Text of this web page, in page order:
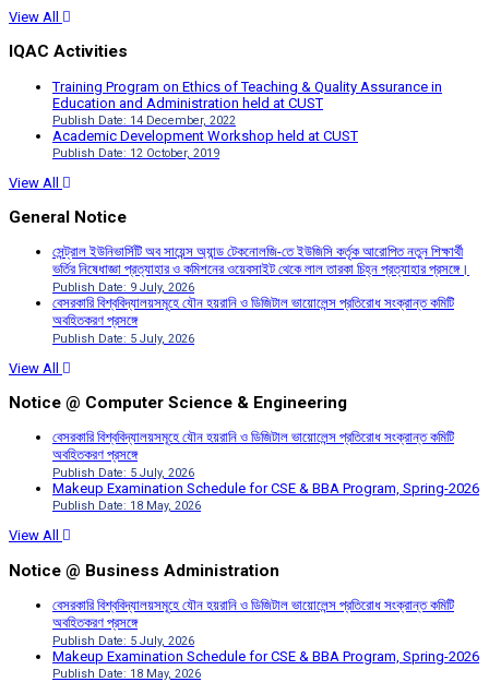
View All
IQAC Activities
Training Program on Ethics of Teaching & Quality Assurance in
Education and Administration held at CUST
Publish Date: 14 December, 2022
Academic Development Workshop held at CUST
Publish Date: 12 October, 2019
View All
General Notice
সেন্ট্রাল ইউনিভার্সিটি অব সায়েন্স অ্যান্ড টেকনোলজি-তে ইউজিসি কর্তৃক আরোপিত নতুন শিক্ষার্থী
ভর্তির নিষেধাজ্ঞা প্রত্যাহার ও কমিশনের ওয়েবসাইট থেকে লাল তারকা চিহ্ন প্রত্যাহার প্রসঙ্গে।
Publish Date: 9 July, 2026
বেসরকারি বিশ্ববিদ্যালয়সমূহে যৌন হয়রানি ও ডিজিটাল ভায়োলেন্স প্রতিরোধ সংক্রান্ত কমিটি
অবহিতকরণ প্রসঙ্গে
Publish Date: 5 July, 2026
View All
Notice @ Computer Science & Engineering
বেসরকারি বিশ্ববিদ্যালয়সমূহে যৌন হয়রানি ও ডিজিটাল ভায়োলেন্স প্রতিরোধ সংক্রান্ত কমিটি
অবহিতকরণ প্রসঙ্গে
Publish Date: 5 July, 2026
Makeup Examination Schedule for CSE & BBA Program, Spring-2026
Publish Date: 18 May, 2026
View All
Notice @ Business Administration
বেসরকারি বিশ্ববিদ্যালয়সমূহে যৌন হয়রানি ও ডিজিটাল ভায়োলেন্স প্রতিরোধ সংক্রান্ত কমিটি
অবহিতকরণ প্রসঙ্গে
Publish Date: 5 July, 2026
Makeup Examination Schedule for CSE & BBA Program, Spring-2026
Publish Date: 18 May, 2026